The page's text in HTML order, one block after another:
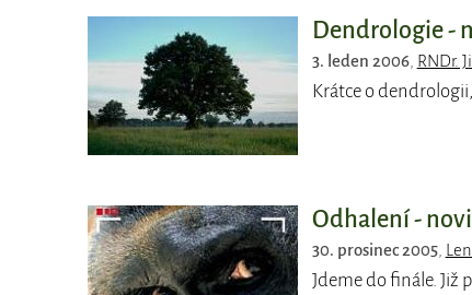
Dendrologie -
3. leden 2006, RNDr.
Krátce o
Odhalení -
30. prosinec 2005,
Jdeme do finále. Již